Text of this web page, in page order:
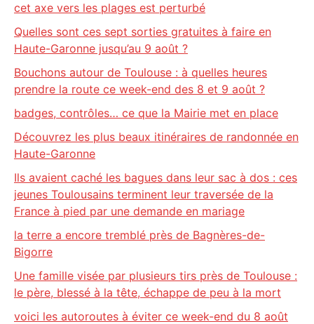
cet axe vers les plages est perturbé
Quelles sont ces sept sorties gratuites à faire en
Haute-Garonne jusqu’au 9 août ?
Bouchons autour de Toulouse : à quelles heures
prendre la route ce week-end des 8 et 9 août ?
badges, contrôles… ce que la Mairie met en place
Découvrez les plus beaux itinéraires de randonnée en
Haute-Garonne
Ils avaient caché les bagues dans leur sac à dos : ces
jeunes Toulousains terminent leur traversée de la
France à pied par une demande en mariage
la terre a encore tremblé près de Bagnères-de-
Bigorre
Une famille visée par plusieurs tirs près de Toulouse :
le père, blessé à la tête, échappe de peu à la mort
voici les autoroutes à éviter ce week-end du 8 août